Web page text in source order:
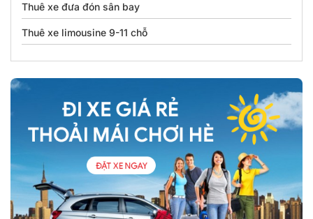
Thuê xe đưa đón sân bay
Thuê xe limousine 9-11 chỗ